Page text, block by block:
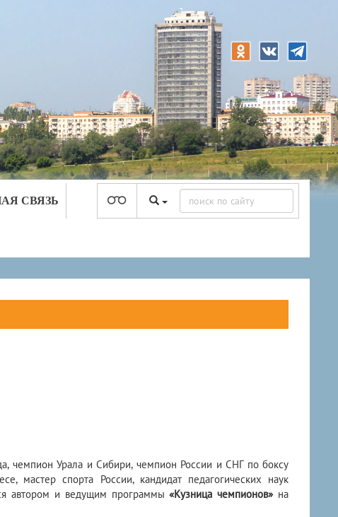
СВЯЗЬ
чемпион Урала и Сибири, чемпион России и СНГ по боксу
мастер спорта России, кандидат педагогических наук
автором и ведущим программы«Кузница чемпионов» на